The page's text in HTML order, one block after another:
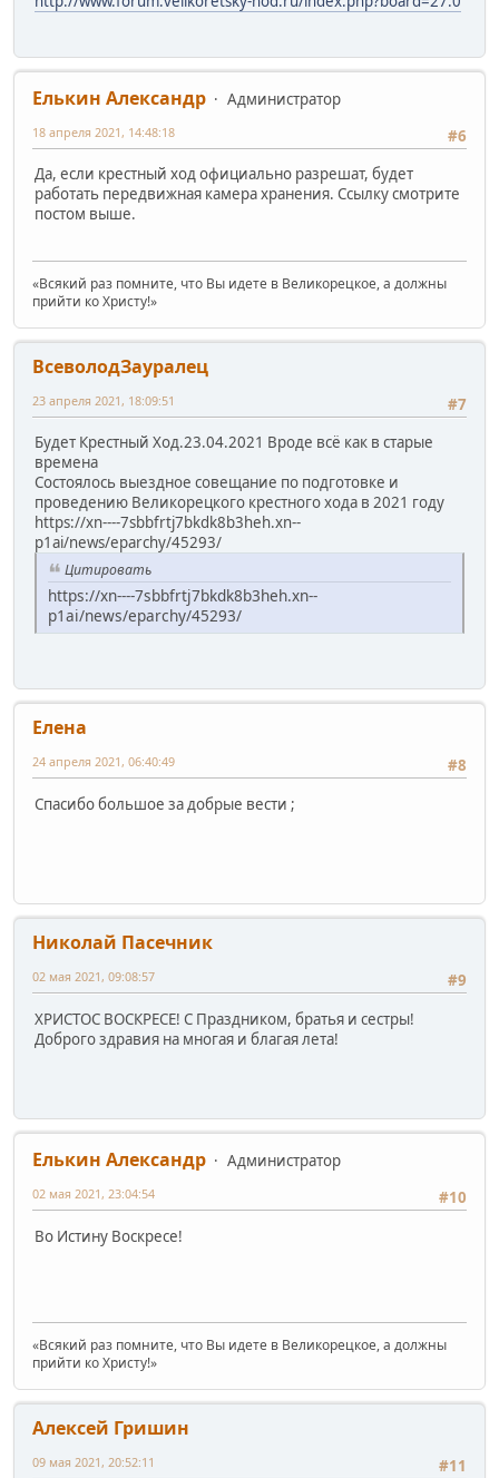
Елькин Александр
Администратор
#6
18 апреля 2021, 14:48:18
Да, если крестный ход официально разрешат, будет
работать передвижная камера хранения. Ссылку смотрите
постом выше.
«Всякий раз помните, что Вы идете в Великорецкое, а должны
прийти ко Христу!»
ВсеволодЗауралец
#7
23 апреля 2021, 18:09:51
Будет Крестный Ход.23.04.2021 Вроде всё как в старые
времена
Состоялось выездное совещание по подготовке и
проведению Великорецкого крестного хода в 2021 году
https://xn----7sbbfrtj7bkdk8b3heh.xn--
p1ai/news/eparchy/45293/
Цитировать
https://xn----7sbbfrtj7bkdk8b3heh.xn--
p1ai/news/eparchy/45293/
Елена
#8
24 апреля 2021, 06:40:49
Спасибо большое за добрые вести ;
Николай Пасечник
#9
02 мая 2021, 09:08:57
ХРИСТОС ВОСКРЕСЕ! С Праздником, братья и сестры!
Доброго здравия на многая и благая лета!
Елькин Александр
Администратор
#10
02 мая 2021, 23:04:54
Во Истину Воскресе!
«Всякий раз помните, что Вы идете в Великорецкое, а должны
прийти ко Христу!»
Алексей Гришин
#11
09 мая 2021, 20:52:11